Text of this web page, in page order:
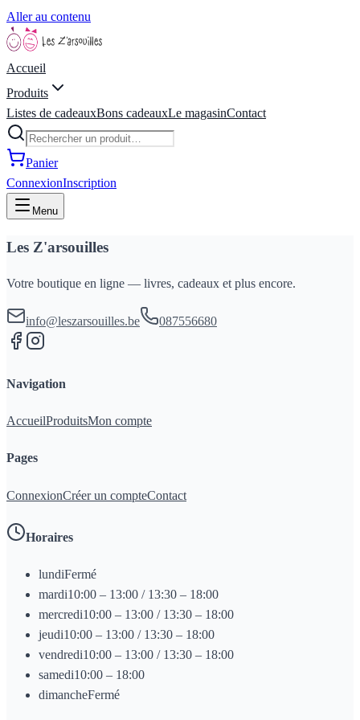
Aller au contenu
Accueil
Produits
Listes de cadeauxBons cadeauxLe magasinContact
Panier
ConnexionInscription
Menu
Les Z'arsouilles
Votre boutique en ligne — livres, cadeaux et plus encore.
info@leszarsouilles.be 087556680
Navigation
AccueilProduitsMon compte
Pages
ConnexionCréer un compteContact
Horaires
lundiFermé
mardi10:00 – 13:00 / 13:30 – 18:00
mercredi10:00 – 13:00 / 13:30 – 18:00
jeudi10:00 – 13:00 / 13:30 – 18:00
vendredi10:00 – 13:00 / 13:30 – 18:00
samedi10:00 – 18:00
dimancheFermé